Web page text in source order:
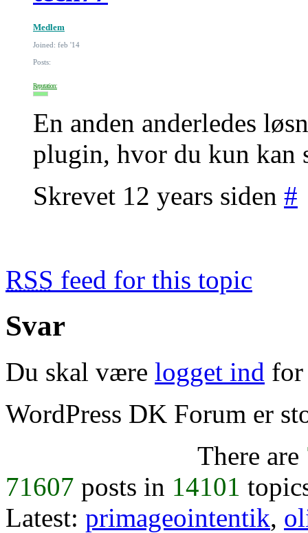
Medlem
Joined: feb '14
Posts:
Reputation:
En anden anderledes
plugin, hvor du kun kan
Skrevet 12 years siden #
RSS feed for this topic
Svar
Du skal være logget ind for
WordPress DK Forum er
There are
71607 posts in 14101
Latest: primageointentik,